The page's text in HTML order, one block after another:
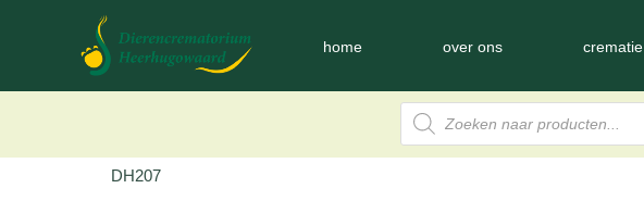
home over ons crematie
DH207